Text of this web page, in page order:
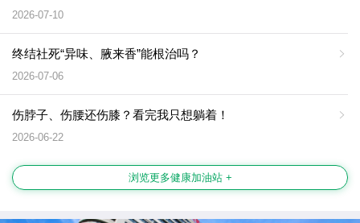
2026-07-10
终结社死“异味、腋来香”能根治吗？
2026-07-06
伤脖子、伤腰还伤膝？看完我只想躺着！
2026-06-22
浏览更多健康加油站 +